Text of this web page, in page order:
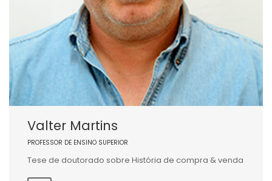
Valter Martins
PROFESSOR DE ENSINO SUPERIOR
Tese de doutorado sobre História de compra & venda